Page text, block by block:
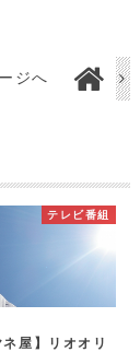
ジへ
テレビ番組
屋】リオオリ